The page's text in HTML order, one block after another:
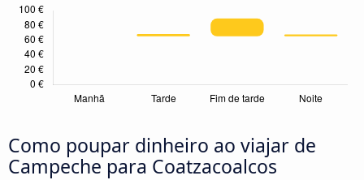
Como poupar dinheiro ao viajar de
Campeche para Coatzacoalcos